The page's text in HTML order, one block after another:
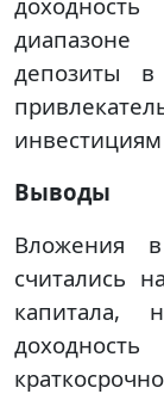
депозиты в
Выводы
Вложения
считались